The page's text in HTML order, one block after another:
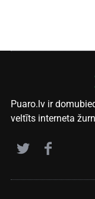
Puaro.lv ir
veltīts interneta